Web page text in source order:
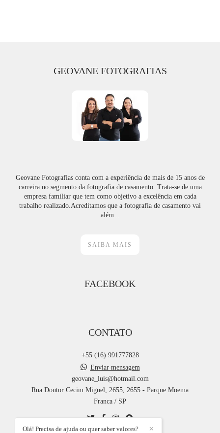
GEOVANE FOTOGRAFIAS
Geovane Fotografias conta com a experiência de mais de 15 anos de
carreira no segmento da fotografia de casamento. Trata-se de uma
empresa familiar que tem como objetivo a excelência em cada
trabalho realizado.Acreditamos que a fotografia de casamento vai
além...
SAIBA MAIS
FACEBOOK
CONTATO
+55 (16) 991777828
Enviar mensagem
geovane_luis@hotmail.com
Rua Doutor Cecim Miguel, 2655, 2655 - Parque Moema
Franca / SP
✕
Olá! Precisa de ajuda ou quer saber valores?